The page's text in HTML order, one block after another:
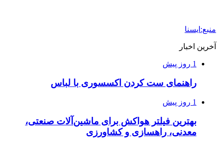
منبع:ایسنا
آخرین اخبار
1 روز پیش
راهنمای ست کردن اکسسوری با لباس
1 روز پیش
بهترین فیلتر هواکش برای ماشین‌آلات صنعتی،
معدنی، راهسازی و کشاورزی